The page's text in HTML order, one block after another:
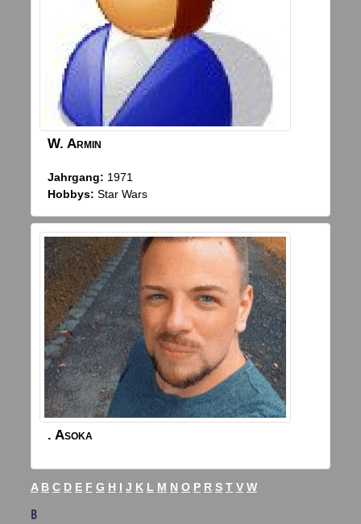
W. Armin
Jahrgang: 1971
Hobbys: Star Wars
. Asoka
A B C D E F G H I J K L M N O P R S T V W
B